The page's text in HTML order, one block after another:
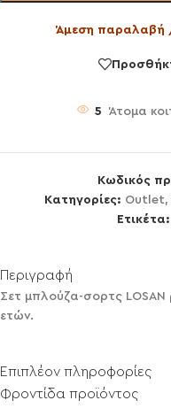
Άμεση παραλαβή
5 Άτομα
Κωδικός
Κατηγορίες: Outlet,
Ετικέτα:
Περιγραφή
Σετ μπλούζα-σορτς
ετών.
Επιπλέον πληροφορίες
Φροντίδα προϊόντος